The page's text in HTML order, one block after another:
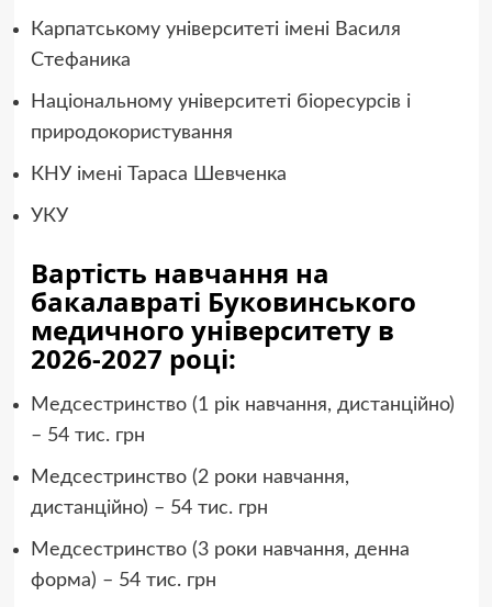
Карпатському університеті імені Василя
Стефаника
Національному університеті біоресурсів і
природокористування
КНУ імені Тараса Шевченка
УКУ
Вартість навчання на
бакалавраті Буковинського
медичного університету в
2026-2027 році:
Медсестринство (1 рік навчання, дистанційно)
– 54 тис. грн
Медсестринство (2 роки навчання,
дистанційно) – 54 тис. грн
Медсестринство (3 роки навчання, денна
форма) – 54 тис. грн